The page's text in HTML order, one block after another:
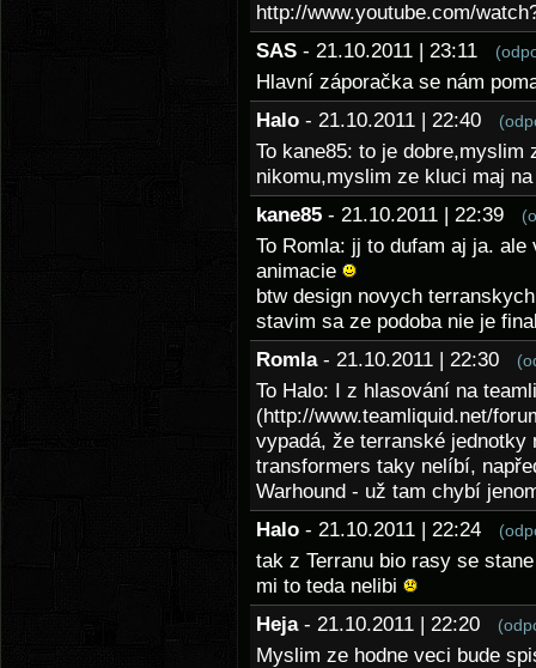
http://www.youtube.com/
SAS - 21.10.2011 | 23:11
Hlavní záporačka se nám
Halo - 21.10.2011 | 22:40
To kane85: to je dobre,myslim
nikomu,myslim ze kluci maj
kane85 - 21.10.2011 | 22:39
To Romla: jj to dufam aj ja.
animacie
btw design novych
stavim sa ze podoba nie je
Romla - 21.10.2011 | 22:30
To Halo: I z hlasování na
(http://www.teamliquid.net/
vypadá, že terranské
transformers taky nelíbí,
Warhound - už tam chybí
Halo - 21.10.2011 | 22:24
tak z Terranu bio rasy se
mi to teda nelibi
Heja - 21.10.2011 | 22:20
Myslim ze hodne veci bude